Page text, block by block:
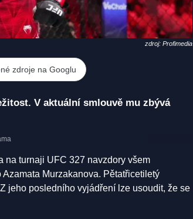
zdroj: Profimedia
zdroje na Googlu
V aktuální smlouvě mu zbývá
na turnaji UFC 327 navzdory všem
Murzakanova. Pětatřicetiletý
jeho posledního vyjádření lze usoudit, že se